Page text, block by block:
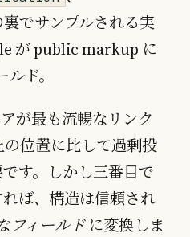
裏でサンプルされる実
が public markup に
ド。
が最も流暢なリンク
位置に比して過剰投
す。しかし三番目で
ば、構造は信頼され
フィールドに変換しま